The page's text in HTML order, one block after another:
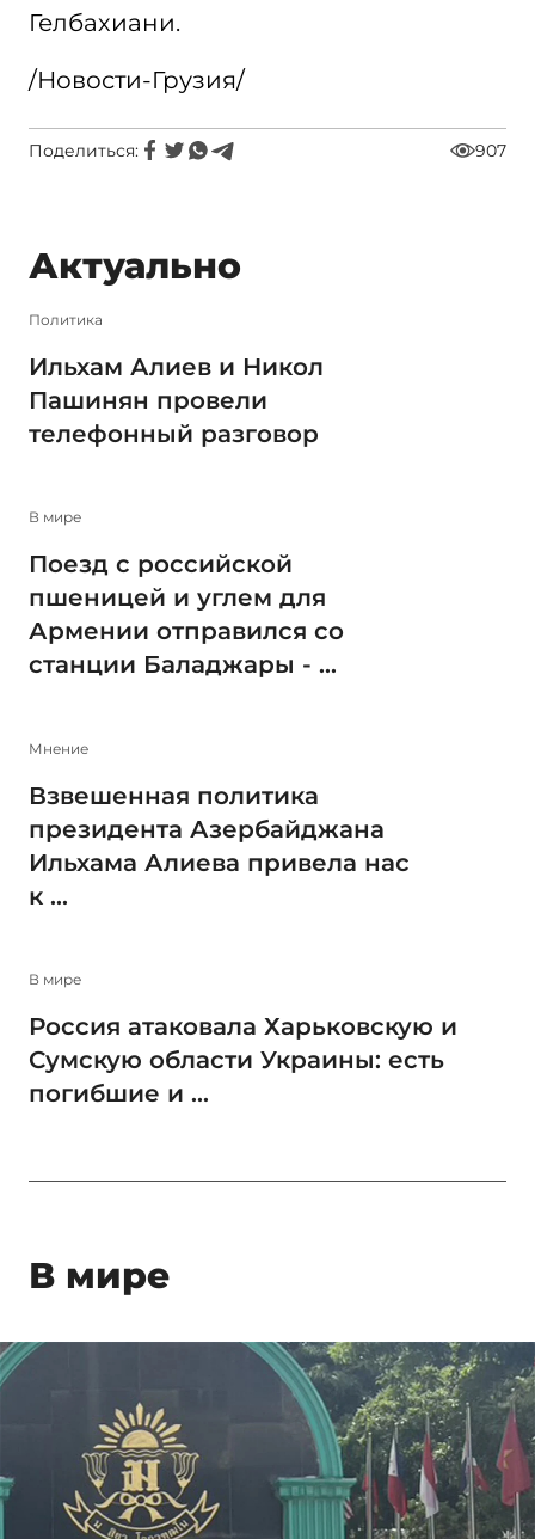
Гелбахиани.
/Новости-Грузия/
Поделиться: 907
Актуально
Политика
Ильхам Алиев и Никол
Пашинян провели
телефонный разговор
В мире
Поезд с российской
пшеницей и углем для
Армении отправился со
станции Баладжары - ...
Мнение
Взвешенная политика
президента Азербайджана
Ильхама Алиева привела нас
к ...
В мире
Россия атаковала Харьковскую и
Сумскую области Украины: есть
погибшие и ...
В мире